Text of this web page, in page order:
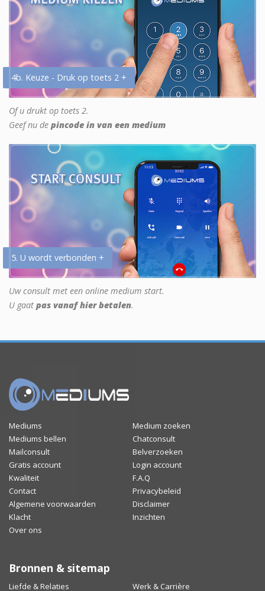
4b. Keuze - Druk op toets 2 +
Of u drukt op toets 2.
Geef nu de pincode in van een medium
5. U wordt verbonden +
Uw consult met een online medium start.
U gaat pas vanaf hier betalen.
Mediums
Medium zoeken
Mediums bellen
Chatconsult
Mailconsult
Belverzoeken
Gratis account
Login account
Kwaliteit
F.A.Q
Contact
Privacybeleid
Algemene voorwaarden
Disclaimer
Klacht
Inzichten
Over ons
Bronnen & sitemap
Liefde & Relaties Werk & Carrière